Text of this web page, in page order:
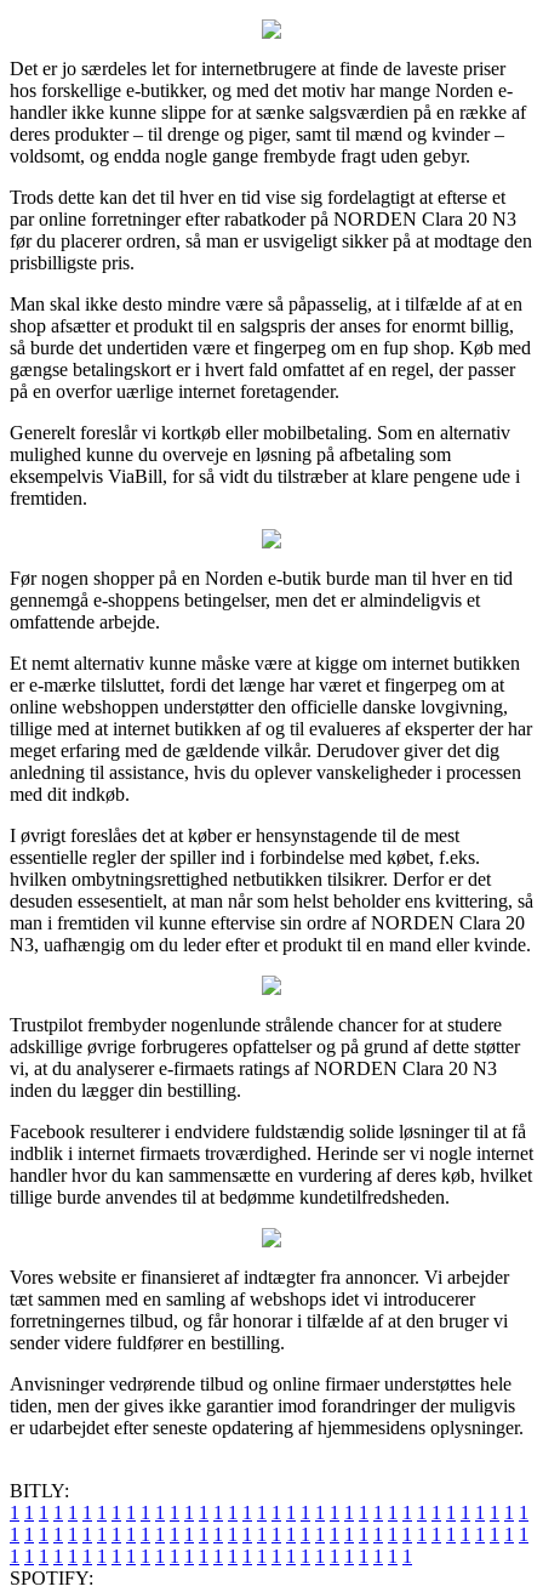
Det er jo særdeles let for internetbrugere at finde de laveste priser
hos forskellige e-butikker, og med det motiv har mange Norden e-
handler ikke kunne slippe for at sænke salgsværdien på en række af
deres produkter – til drenge og piger, samt til mænd og kvinder –
voldsomt, og endda nogle gange frembyde fragt uden gebyr.
Trods dette kan det til hver en tid vise sig fordelagtigt at efterse et
par online forretninger efter rabatkoder på NORDEN Clara 20 N3
før du placerer ordren, så man er usvigeligt sikker på at modtage den
prisbilligste pris.
Man skal ikke desto mindre være så påpasselig, at i tilfælde af at en
shop afsætter et produkt til en salgspris der anses for enormt billig,
så burde det undertiden være et fingerpeg om en fup shop. Køb med
gængse betalingskort er i hvert fald omfattet af en regel, der passer
på en overfor uærlige internet foretagender.
Generelt foreslår vi kortkøb eller mobilbetaling. Som en alternativ
mulighed kunne du overveje en løsning på afbetaling som
eksempelvis ViaBill, for så vidt du tilstræber at klare pengene ude i
fremtiden.
Før nogen shopper på en Norden e-butik burde man til hver en tid
gennemgå e-shoppens betingelser, men det er almindeligvis et
omfattende arbejde.
Et nemt alternativ kunne måske være at kigge om internet butikken
er e-mærke tilsluttet, fordi det længe har været et fingerpeg om at
online webshoppen understøtter den officielle danske lovgivning,
tillige med at internet butikken af og til evalueres af eksperter der har
meget erfaring med de gældende vilkår. Derudover giver det dig
anledning til assistance, hvis du oplever vanskeligheder i processen
med dit indkøb.
I øvrigt foreslåes det at køber er hensynstagende til de mest
essentielle regler der spiller ind i forbindelse med købet, f.eks.
hvilken ombytningsrettighed netbutikken tilsikrer. Derfor er det
desuden essesentielt, at man når som helst beholder ens kvittering, så
man i fremtiden vil kunne eftervise sin ordre af NORDEN Clara 20
N3, uafhængig om du leder efter et produkt til en mand eller kvinde.
Trustpilot frembyder nogenlunde strålende chancer for at studere
adskillige øvrige forbrugeres opfattelser og på grund af dette støtter
vi, at du analyserer e-firmaets ratings af NORDEN Clara 20 N3
inden du lægger din bestilling.
Facebook resulterer i endvidere fuldstændig solide løsninger til at få
indblik i internet firmaets troværdighed. Herinde ser vi nogle internet
handler hvor du kan sammensætte en vurdering af deres køb, hvilket
tillige burde anvendes til at bedømme kundetilfredsheden.
Vores website er finansieret af indtægter fra annoncer. Vi arbejder
tæt sammen med en samling af webshops idet vi introducerer
forretningernes tilbud, og får honorar i tilfælde af at den bruger vi
sender videre fuldfører en bestilling.
Anvisninger vedrørende tilbud og online firmaer understøttes hele
tiden, men der gives ikke garantier imod forandringer der muligvis
er udarbejdet efter seneste opdatering af hjemmesidens oplysninger.
BITLY:
1 1 1 1 1 1 1 1 1 1 1 1 1 1 1 1 1 1 1 1 1 1 1 1 1 1 1 1 1 1 1 1 1 1 1 1
1 1 1 1 1 1 1 1 1 1 1 1 1 1 1 1 1 1 1 1 1 1 1 1 1 1 1 1 1 1 1 1 1 1 1 1
1 1 1 1 1 1 1 1 1 1 1 1 1 1 1 1 1 1 1 1 1 1 1 1 1 1 1 1
SPOTIFY: